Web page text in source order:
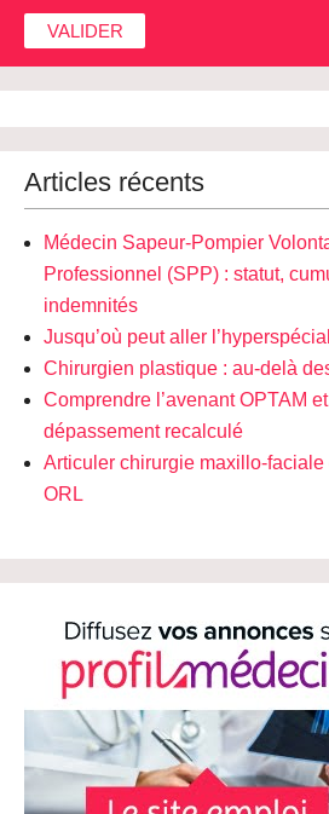
Articles récents
Médecin Sapeur-Pompier
Professionnel (SPP) : statut,
indemnités
Jusqu’où peut aller
Chirurgien plastique : au-delà
Comprendre l’avenant OPTAM
dépassement recalculé
Articuler chirurgie maxillo-
ORL